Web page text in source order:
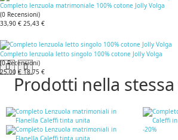
Completo lenzuola matrimoniale 100% cotone Jolly Volga
(0 Recensioni)
33,90 € 25,43 €
Completo lenzuola letto singolo 100% cotone Jolly Volga
(0Recensioni)
25,00 € 18,75 €
Prodotti nella
-20%